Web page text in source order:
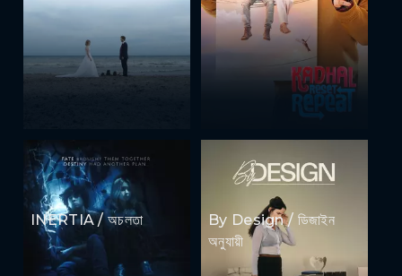
INERTIA / অচলতা
By Design / ডিজাইন
অনুযায়ী